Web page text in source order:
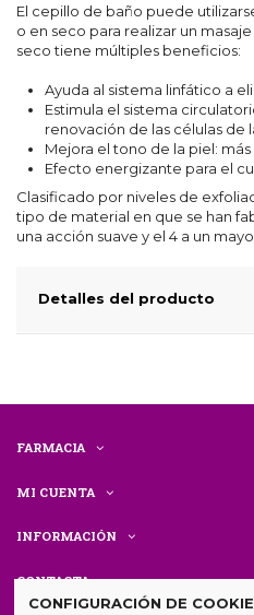
El cepillo de baño puede
o en seco para realizar un
seco tiene múltiples beneficios:
Ayuda al sistema linfático a
Estimula el sistema
renovación de las células de
Mejora el tono de la piel: más
Efecto energizante para el
Clasificado por niveles de
tipo de material en que se han
una acción suave y el 4 a un
Detalles del producto
FARMACIA
MI CUENTA
INFORMACIÓN
CONTACTA
CONFIGURACIÓN DE